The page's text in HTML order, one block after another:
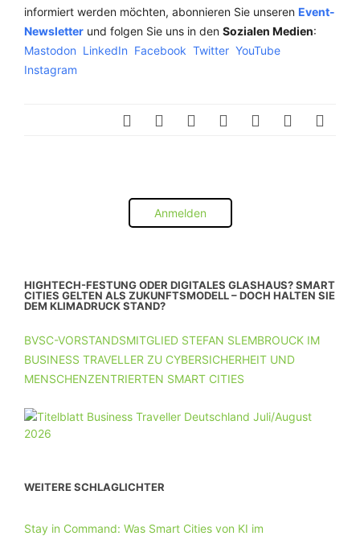
informiert werden möchten, abonnieren Sie unseren Event-
Newsletter und folgen Sie uns in den Sozialen Medien:
Mastodon LinkedIn Facebook Twitter YouTube
Instagram
Anmelden
HIGHTECH-FESTUNG ODER DIGITALES GLASHAUS? SMART
CITIES GELTEN ALS ZUKUNFTSMODELL – DOCH HALTEN SIE
DEM KLIMADRUCK STAND?
BVSC-VORSTANDSMITGLIED STEFAN SLEMBROUCK IM
BUSINESS TRAVELLER ZU CYBERSICHERHEIT UND
MENSCHENZENTRIERTEN SMART CITIES
WEITERE SCHLAGLICHTER
Stay in Command: Was Smart Cities von KI im